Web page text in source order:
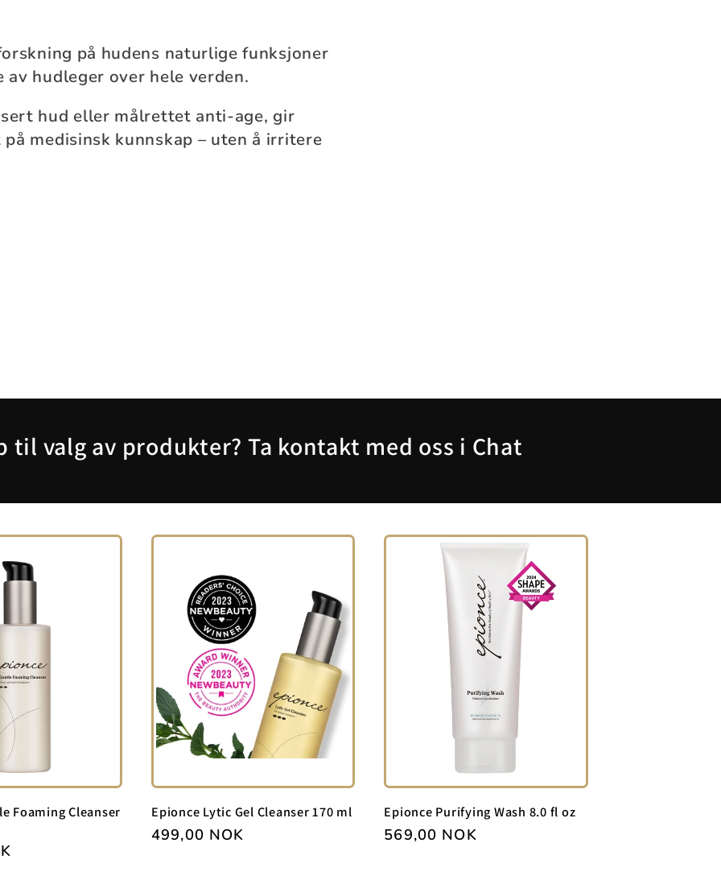
på hudens naturlige funksjoner
av hudleger over hele verden.
hud eller målrettet anti-age, gir
medisinsk kunnskap – uten å irritere
til valg av produkter? Ta kontakt med oss i Chat
Foaming Cleanser
Epionce Lytic Gel Cleanser 170 ml
Vanlig
499,00 NOK
Epionce Purifying Wash 8.0 fl oz
Vanlig
569,00 NOK